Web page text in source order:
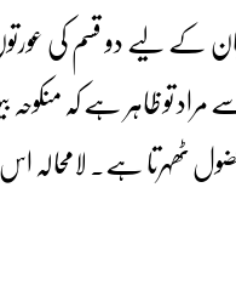
لیے دو قسم کی
تو ظاہر ہے کہ
ٹھہرتا ہے۔ لامحالہ